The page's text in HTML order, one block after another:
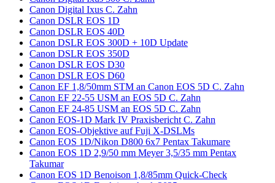
Canon Digital Ixus C. Zahn
Canon DSLR EOS 1D
Canon DSLR EOS 40D
Canon DSLR EOS 300D + 10D Update
Canon DSLR EOS 350D
Canon DSLR EOS D30
Canon DSLR EOS D60
Canon EF 1,8/50mm STM an Canon EOS 5D C. Zahn
Canon EF 22-55 USM an EOS 5D C. Zahn
Canon EF 24-85 USM an EOS 5D C. Zahn
Canon EOS-1D Mark IV Praxisbericht C. Zahn
Canon EOS-Objektive auf Fuji X-DSLMs
Canon EOS 1D/Nikon D800 6x7 Pentax Takumare
Canon EOS 1D 2,9/50 mm Meyer 3,5/35 mm Pentax
Takumar
Canon EOS 1D Benoison 1,8/85mm Quick-Check